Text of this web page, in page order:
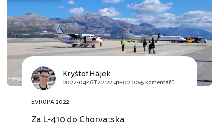
Kryštof Hájek
2022-04-16T22:22:41+02:00 5 komentářů
EVROPA 2022
Za L-410 do Chorvatska